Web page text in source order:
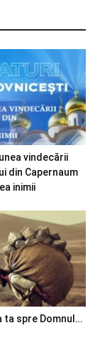
vindecării
din Capernaum
inimii
ta spre Domnul…